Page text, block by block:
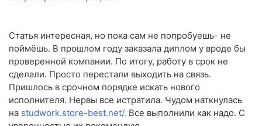
Статья интересная, но пока сам не попробуешь- не
поймёшь. В прошлом году заказала диплом у вроде бы
проверенной компании. По итогу, работу в срок не
сделали. Просто перестали выходить на связь.
Пришлось в срочном порядке искать нового
исполнителя. Нервы все истратила. Чудом наткнулась
на studwork.store-best.net/. Все выполнили как надо. С